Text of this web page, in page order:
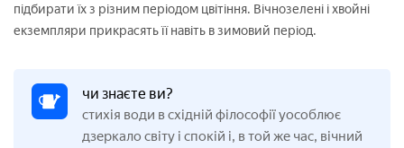
підбирати їх з різним періодом цвітіння. Вічнозелені і хвойні
екземпляри прикрасять її навіть в зимовий період.
чи знаєте ви?
стихія води в східній філософії уособлює
дзеркало світу і спокій і, в той же час, вічний